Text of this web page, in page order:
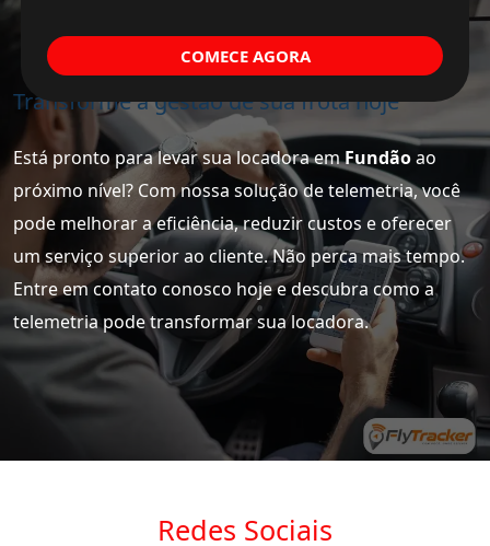
Transforme a gestão de sua frota hoje
Está pronto para levar sua locadora emFundãoao
próximo nível? Com nossa solução de telemetria, você
pode melhorar a eficiência, reduzir custos e oferecer
um serviço superior ao cliente. Não perca mais tempo.
Entre em contato conosco hoje e descubra como a
telemetria pode transformar sua locadora.
COMECE AGORA
Redes Sociais